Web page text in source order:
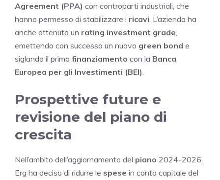
Agreement (PPA) con controparti industriali, che
hanno permesso di stabilizzare i ricavi . L’azienda ha
anche ottenuto un rating investment grade
emettendo con successo un nuovo green bond e
siglando il primo finanziamento con la Banca
Europea per gli Investimenti (BEI)
Prospettive future e
revisione del piano di
crescita
Nell’ambito dell’aggiornamento del piano 2024-2026,
Erg ha deciso di ridurre le spese in conto capitale del